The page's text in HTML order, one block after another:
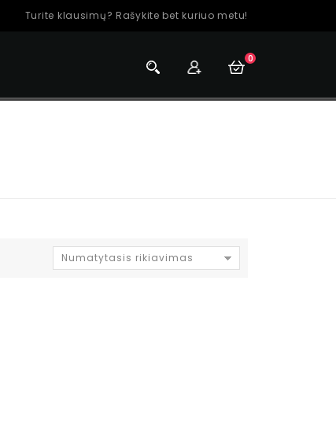
Turite klausimų? Rašykite bet kuriuo metu!
0
Numatytasis rikiavimas